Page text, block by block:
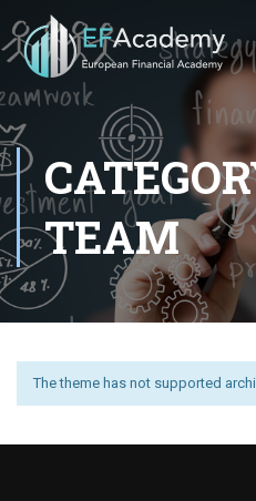
TEAM
The theme has not supported